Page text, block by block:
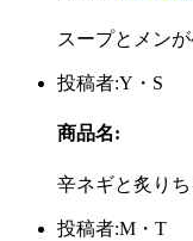
スープとメン
投稿者:Y・S
商品名:
辛ネギと炙り
投稿者:M・T